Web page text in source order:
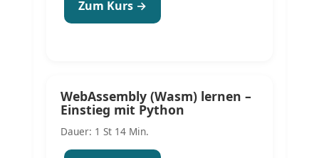
Zum Kurs →
WebAssembly (Wasm) lernen –
Einstieg mit Python
Dauer: 1 St 14 Min.